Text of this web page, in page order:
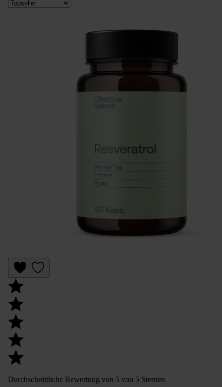
Durchschnittliche Bewertung von 5 von 5 Sternen